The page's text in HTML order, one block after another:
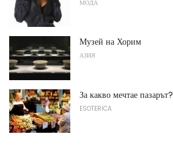
МОДА
Музей на Хорим
АЗИЯ
За какво мечтае пазарът?
ESOTERICA